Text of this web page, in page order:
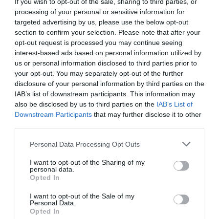
processing of your personal or sensitive information for
targeted advertising by us, please use the below opt-out
section to confirm your selection. Please note that after your
opt-out request is processed you may continue seeing
interest-based ads based on personal information utilized by
us or personal information disclosed to third parties prior to
your opt-out. You may separately opt-out of the further
disclosure of your personal information by third parties on the
IAB’s list of downstream participants. This information may
also be disclosed by us to third parties on the IAB’s List of
Downstream Participants that may further disclose it to other
Please note that this website/app uses one or more Google
not limited to your visit or usage behaviour. You may click to
grant or deny consent to Google and its third-party tags to
use your data for below specified purposes in below Google
consent section.
Personal Data Processing Opt Outs
I want to opt-out of the Sharing of my
personal data.
Opted In
I want to opt-out of the Sale of my
Personal Data.
Opted In
09.08.2026 | 11:00
Σε πλήρη ετοιμότητα για
ενδεχόμενο πυρκαγιάς σήμερα ο
Δήμος Χαλκιδέων- Χρήσιμα
τηλέφωνα
09.08.2026 | 10:40
Γνωρίζατε ότι υπάρχει Λουτράκι
και στην Εύβοια;
09.08.2026 | 10:20
Μεγάλο συναυλία σήμερα στην
Εύβοια με γνωστό καλλιτέχνη του
βιολιού!
09.08.2026 | 10:00
Χωρίς ρεύμα σήμερα Κυριακή 9,
Αυγούστου πολλές περιοχές στην
Εύβοια
Όλες οι τελευταίες ειδήσεις